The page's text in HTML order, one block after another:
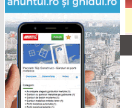
Copyright © GHIDUL 2026
Toate drepturile rezervate